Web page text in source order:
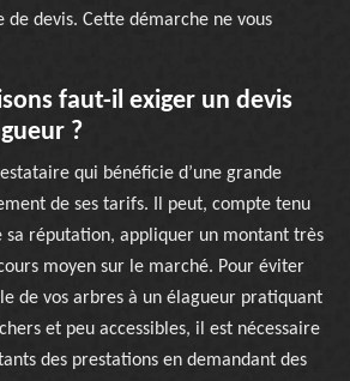
de devis. Cette démarche ne vous
faut-il exiger un devis
?
qui bénéficie d’une grande
de ses tarifs. Il peut, compte tenu
sa réputation, appliquer un montant très
moyen sur le marché. Pour éviter
de vos arbres à un élagueur pratiquant
et peu accessibles, il est nécessaire
des prestations en demandant des